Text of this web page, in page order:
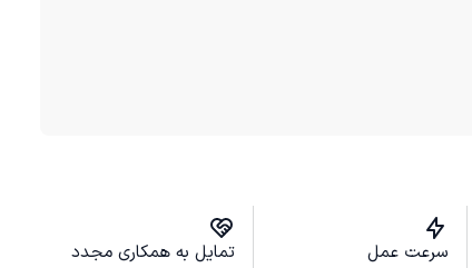
سرعت عمل تمایل به همکاری مجدد